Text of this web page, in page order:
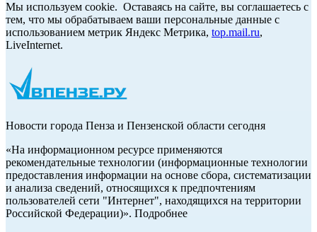
Мы используем cookie. Оставаясь на сайте, вы соглашаетесь с
тем, что мы обрабатываем ваши персональные данные с
использованием метрик Яндекс Метрика, top.mail.ru,
LiveInternet.
Новости города Пенза и Пензенской области сегодня
«На информационном ресурсе применяются
рекомендательные технологии (информационные технологии
предоставления информации на основе сбора, систематизации
и анализа сведений, относящихся к предпочтениям
пользователей сети "Интернет", находящихся на территории
Российской Федерации)». Подробнее